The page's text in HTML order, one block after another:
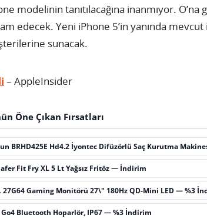
modelinin tanıtılacağına inanmıyor.
edecek. Yeni iPhone 5’in yanında
sunacak.
– AppleInsider
Öne Çıkan Fırsatları
BRHD425E Hd4.2 İyontec Difüzörlü Saç Kurutma
Fit Fry XL 5 Lt Yağsız Fritöz — İndirim
27G64 Gaming Monitörü 27\" 180Hz QD-Mini LED — %3
Go4 Bluetooth Hoparlör, IP67 — %3 İndirim